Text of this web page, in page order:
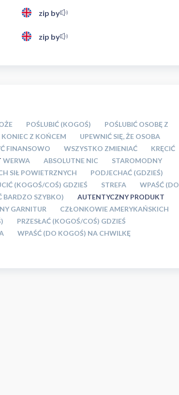
zip by
zip by
POŚLUBIĆ (KOGOŚ)
POŚLUBIĆ OSOBĘ Z
Z KOŃCEM
UPEWNIĆ SIĘ, ŻE OSOBA
FINANSOWO WSZYSTKO ZMIENIAĆ
KRĘCIĆ
WERWA ABSOLUTNE NIC
STAROMODNY
SIŁ POWIETRZNYCH
PODJECHAĆ (GDZIEŚ)
(KOGOŚ/COŚ) GDZIEŚ STREFA
WPAŚĆ (DO
BARDZO SZYBKO)
AUTENTYCZNY PRODUKT
GARNITUR
CZŁONKOWIE AMERYKAŃSKICH
PRZESŁAĆ (KOGOŚ/COŚ) GDZIEŚ
WPAŚĆ (DO KOGOŚ) NA CHWILKĘ